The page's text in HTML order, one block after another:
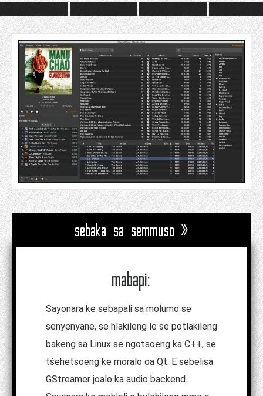
sebaka sa semmuso »
mabapi:
Sayonara ke sebapali sa molumo se
senyenyane, se hlakileng le se potlakileng
bakeng sa Linux se ngotsoeng ka C++, se
tšehetsoeng ke moralo oa Qt. E sebelisa
GStreamer joalo ka audio backend.